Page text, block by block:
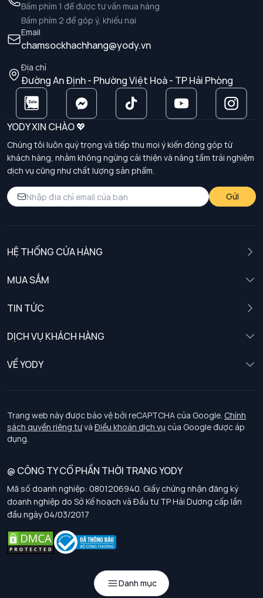
Danh mục
Bấm phím 1 để được tư vấn mua hàng
Bấm phím 2 để góp ý, khiếu nại
Email
chamsockhachhang@yody.vn
Địa chỉ
Đường An Định - Phường Việt Hoà - TP Hải Phòng
YODY XIN CHÀO 💖
Chúng tôi luôn quý trọng và tiếp thu mọi ý kiến đóng góp từ
khách hàng, nhằm không ngừng cải thiện và nâng tầm trải nghiệm
dịch vụ cũng như chất lượng sản phẩm.
Gửi
HỆ THỐNG CỬA HÀNG
MUA SẮM
TIN TỨC
DỊCH VỤ KHÁCH HÀNG
Chính sách khách hàng thân thiết
Chính sách bảo vệ dữ liệu cá nhân
Chính sách thanh toán, giao nhận
Chính sách chất lượng và an toàn sức khoẻ nghề nghiệp
Chính sách đơn đồng phục
Hướng dẫn chọn kích thước
VỀ YODY
Tuyển dụng
Trang web này được bảo vệ bởi reCAPTCHA của Google. Chính
sách quyền riêng tưvà Điều khoản dịch vụ của Google được áp
dụng.
@ CÔNG TY CỔ PHẦN THỜI TRANG YODY
Mã số doanh nghiệp: 0801206940. Giấy chứng nhận đăng ký
doanh nghiệp do Sở Kế hoạch và Đầu tư TP Hải Dương cấp lần
đầu ngày 04/03/2017